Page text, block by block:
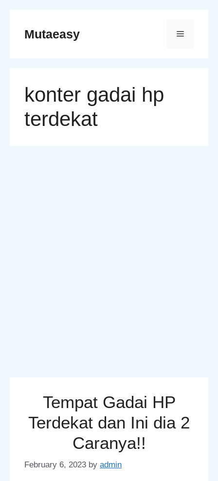
contentMutaeasy Menu
konter gadai hp
terdekat
Tempat Gadai HP
Terdekat dan Ini dia 2
Caranya!!
February 6, 2023 by admin